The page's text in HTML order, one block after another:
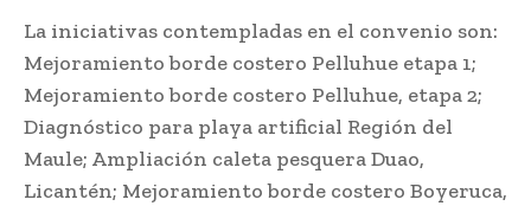
La iniciativas contempladas en el convenio son:
Mejoramiento borde costero Pelluhue etapa 1;
Mejoramiento borde costero Pelluhue, etapa 2;
Diagnóstico para playa artificial Región del
Maule; Ampliación caleta pesquera Duao,
Licantén; Mejoramiento borde costero Boyeruca,